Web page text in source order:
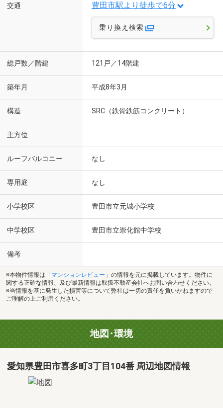
交通 豊田市駅より徒歩で6分
乗り換え検索
総戸数／階建 121戸／14階建
築年月 平成8年3月
構造 SRC（鉄骨鉄筋コンクリート）
主方位
ルーフバルコニー なし
専用庭 なし
小学校区 豊田市立元城小学校
中学校区 豊田市立崇化館中学校
備考
※本物件情報は「 マンションレビュー 」の情報を元に掲載しています。物件に
関する正確な情報、及び最新情報は取扱不動産会社へお問い合わせください。
※当情報を基に発生した損害等について弊社は一切の責任を負いかねますので
ご理解の上ご利用ください。
地図･環境
愛知県豊田市喜多町3丁目104番 周辺地図情報